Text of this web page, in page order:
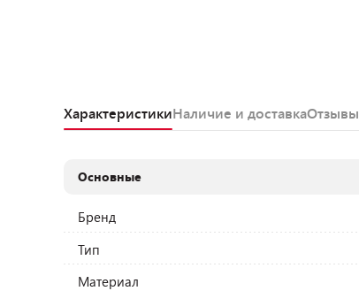
ХарактеристикиНаличие и доставкаОтзывы
Основные
Бренд
Тип
Материал